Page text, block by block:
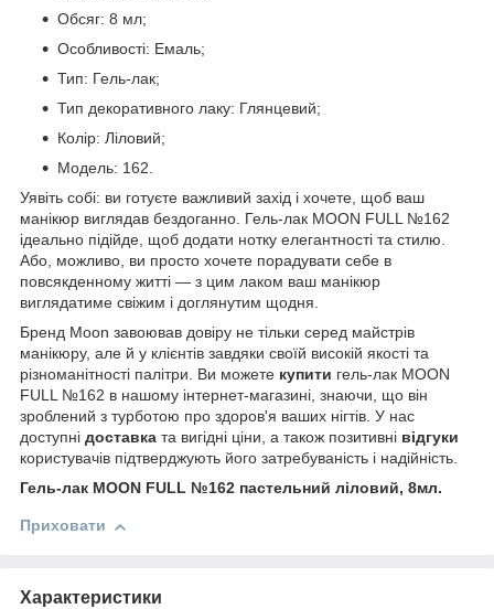
Обсяг: 8 мл;
Особливості: Емаль;
Тип: Гель-лак;
Тип декоративного лаку: Глянцевий;
Колір: Ліловий;
Модель: 162.
Уявіть собі: ви готуєте важливий захід і хочете, щоб ваш
манікюр виглядав бездоганно. Гель-лак MOON FULL №162
ідеально підійде, щоб додати нотку елегантності та стилю.
Або, можливо, ви просто хочете порадувати себе в
повсякденному житті — з цим лаком ваш манікюр
виглядатиме свіжим і доглянутим щодня.
Бренд Moon завоював довіру не тільки серед майстрів
манікюру, але й у клієнтів завдяки своїй високій якості та
різноманітності палітри. Ви можете купити гель-лак MOON
FULL №162 в нашому інтернет-магазині, знаючи, що він
зроблений з турботою про здоров'я ваших нігтів. У нас
доступні доставка та вигідні ціни, а також позитивні відгуки
користувачів підтверджують його затребуваність і надійність.
Гель-лак MOON FULL №162 пастельний ліловий, 8мл.
Приховати
Характеристики